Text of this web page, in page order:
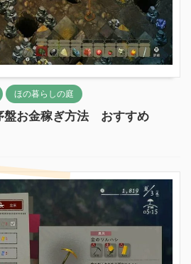
ほの暮らしの庭
盤お金稼ぎ方法 おすすめ